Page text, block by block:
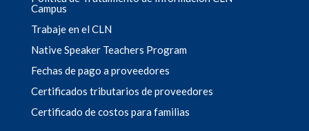
Campus
Trabaje en el CLN
Native Speaker Teachers Program
Fechas de pago a proveedores
Certificados tributarios de proveedores
Certificado de costos para familias